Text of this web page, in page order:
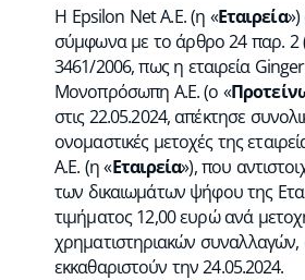
Η Epsilon Net A.E. (η «Εταιρεία»)
σύμφωνα με το άρθρο 24 παρ. 2
3461/2006, πως η εταιρεία
Μονοπρόσωπη A.Ε. (ο «
στις 22.05.2024, απέκτησε
ονομαστικές μετοχές της
A.E. (η «Εταιρεία»), που
των δικαιωμάτων ψήφου της
τιμήματος 12,00 ευρώ ανά
χρηματιστηριακών συναλλαγών,
εκκαθαριστούν την 24.05.2024.